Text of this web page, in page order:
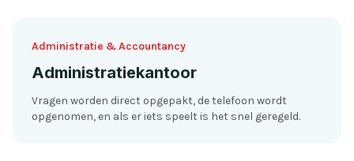
Administratie & Accountancy
Administratiekantoor
Vragen worden direct opgepakt, de telefoon wordt
opgenomen, en als er iets speelt is het snel geregeld.